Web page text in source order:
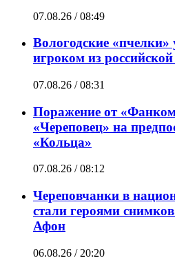
07.08.26 / 08:49
Вологодские
игроком из
07.08.26 / 08:31
Поражение от
«Череповец» на
«Кольца»
07.08.26 / 08:12
Череповчанки в
стали героями
Афон
06.08.26 / 20:20